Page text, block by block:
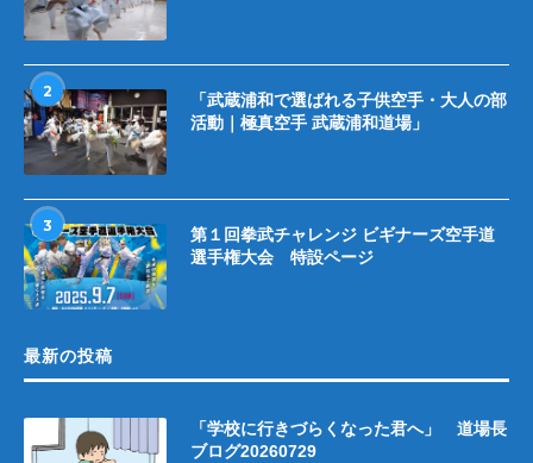
2
「武蔵浦和で選ばれる子供空手・大人の部
活動｜極真空手 武蔵浦和道場」
3
第１回拳武チャレンジ ビギナーズ空手道
選手権大会 特設ページ
最新の投稿
「学校に行きづらくなった君へ」 道場長
ブログ20260729